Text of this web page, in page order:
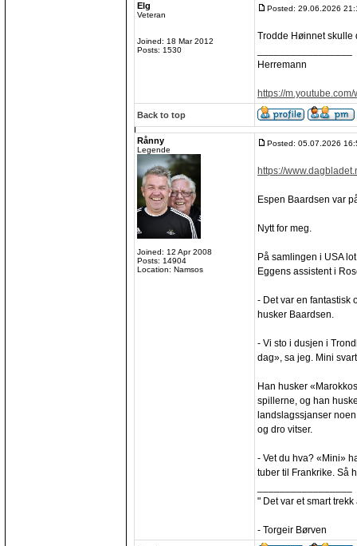
Elg
Veteran
Joined: 18 Mar 2012
Posts: 1530
Posted: 29.06.2026
Trodde Høinnet skulle
Herremann
https://
Back to top
Rånny
Legende
Joined: 12 Apr 2008
Posts: 14904
Location: Namsos
Posted: 05.07.2026
https://
Espen Baardsen var
Nytt for meg.
På samlingen i USA
Eggens assistent i
- Det var en fantastisk
husker Baardsen.
- Vi sto i dusjen i
dag», sa jeg. Mini
Han husker
spillerne, og han
landslagssjanser
og dro vitser.
- Vet du hva? «Mini»
tuber til Frankrike. Så
" Det var et smart
- Torgeir Børven